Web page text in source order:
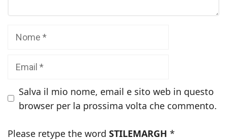
Salva il mio nome, email e sito web in questo
browser per la prossima volta che commento.
Please retype the word STILEMARGH *